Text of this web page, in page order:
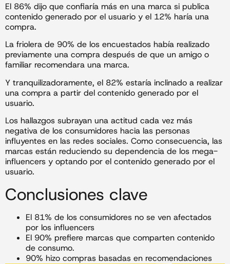
El 86% dijo que confiaría más en una marca si publica
contenido generado por el usuario y el 12% haría una
compra.
La friolera de 90% de los encuestados había realizado
previamente una compra después de que un amigo o
familiar recomendara una marca.
Y tranquilizadoramente, el 82% estaría inclinado a realizar
una compra a partir del contenido generado por el
usuario.
Los hallazgos subrayan una actitud cada vez más
negativa de los consumidores hacia las personas
influyentes en las redes sociales. Como consecuencia, las
marcas están reduciendo su dependencia de los mega-
influencers y optando por el contenido generado por el
usuario.
Conclusiones clave
El 81% de los consumidores no se ven afectados
por los influencers
El 90% prefiere marcas que comparten contenido
de consumo.
90% hizo compras basadas en recomendaciones